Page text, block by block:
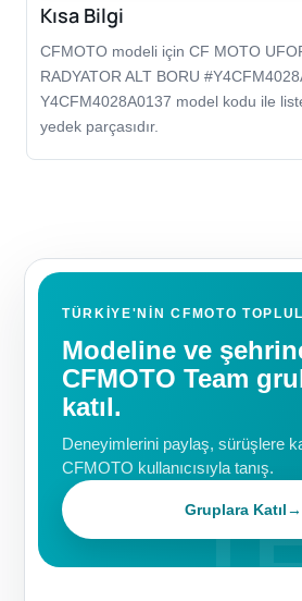
Kısa Bilgi
CFMOTO modeli için CF MOTO
RADYATOR ALT BORU
Y4CFM4028A0137 model kodu ile
yedek parçasıdır.
TÜRKIYE'NIN CFMOTO
Modeline ve
CFMOTO Team
katıl.
Deneyimlerini paylaş, sürüşlere
CFMOTO kullanıcısıyla tanış.
Gruplara Katıl→